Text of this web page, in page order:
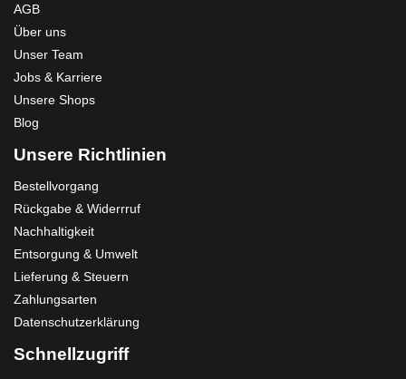
AGB
Über uns
Unser Team
Jobs & Karriere
Unsere Shops
Blog
Unsere Richtlinien
Bestellvorgang
Rückgabe & Widerrruf
Nachhaltigkeit
Entsorgung & Umwelt
Lieferung & Steuern
Zahlungsarten
Datenschutzerklärung
Schnellzugriff